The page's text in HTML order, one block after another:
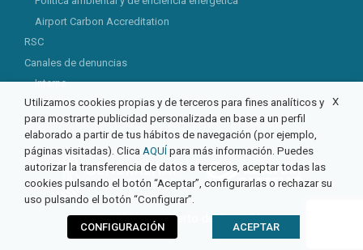
Airport Carbon Accreditation
RSC
Canales de denuncias
Interno
Externo
© 2026 Aeropuerto de Castellón
X
Utilizamos cookies propias y de terceros para fines analíticos y
para mostrarte publicidad personalizada en base a un perfil
elaborado a partir de tus hábitos de navegación (por ejemplo,
páginas visitadas). Clica AQUÍ para más información. Puedes
autorizar la transferencia de datos a terceros, aceptar todas las
cookies pulsando el botón “Aceptar”, configurarlas o rechazar su
uso pulsando el botón “Configurar”.
CONFIGURACIÓN ACEPTAR